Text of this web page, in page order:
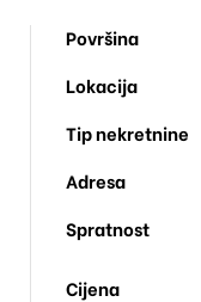
Površina
Lokacija
Tip nekretnine
Adresa
Spratnost
Cijena